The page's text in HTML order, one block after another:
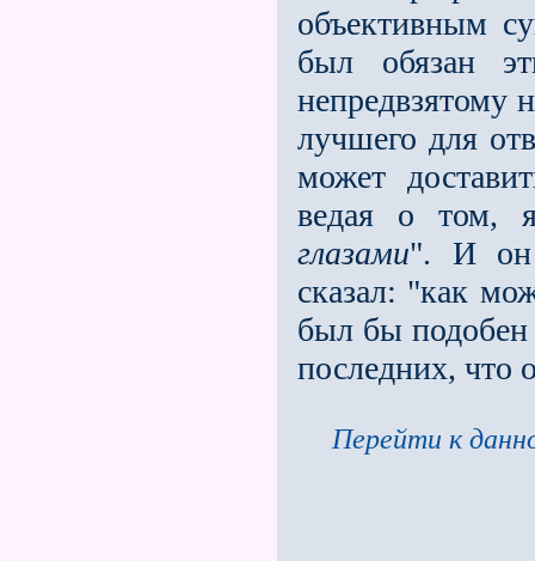
объективным
был обязан
непредвзятому
лучшего для
может
ведая о
глазами". И он
сказал: "как
был бы подобен
последних, что
Перейти к